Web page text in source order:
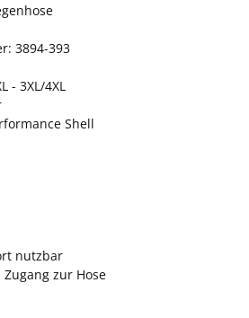
3894-393
- 3XL/4XL
Shell
nutzbar
zur Hose